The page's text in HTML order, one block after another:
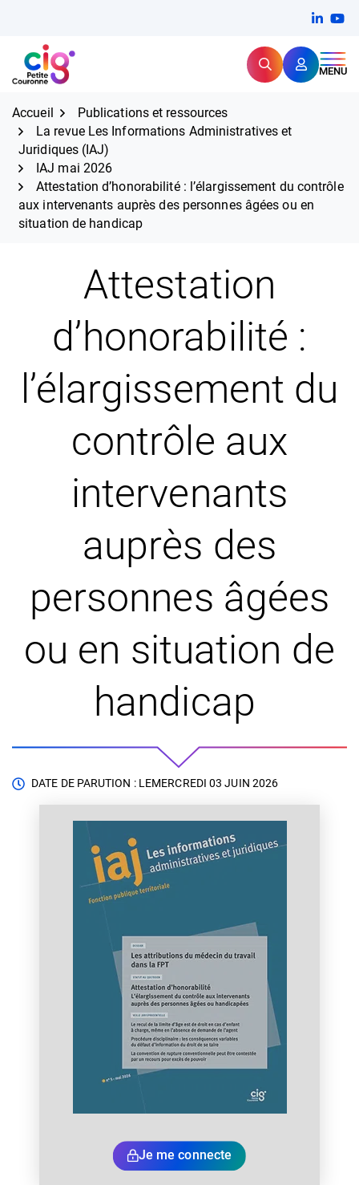
contenu
CIG Petite Couronne RechercherMENU
Expertise et proximité pour
Accueil
Publications et ressources
La revue Les Informations Administratives et
Juridiques (IAJ)
IAJ mai 2026
Attestation d’honorabilité : l’élargissement du contrôle
aux intervenants auprès des personnes âgées ou en
situation de handicap
Attestation
d’honorabilité :
l’élargissement du
contrôle aux
intervenants
auprès des
personnes âgées
ou en situation de
handicap
DATE DE PARUTION : LEMERCREDI 03 JUIN 2026
Je me connecte